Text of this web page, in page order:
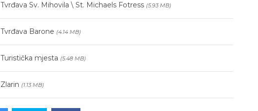
Tvrđava Sv. Mihovila \ St. Michaels Fotress (5.93 MB)
Tvrđava Barone (4.14 MB)
Turistička mjesta (5.48 MB)
Zlarin (1.13 MB)